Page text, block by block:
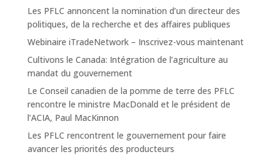
Les PFLC annoncent la nomination d’un directeur des
politiques, de la recherche et des affaires publiques
Webinaire iTradeNetwork – Inscrivez-vous maintenant
Cultivons le Canada: Intégration de l’agriculture au
mandat du gouvernement
Le Conseil canadien de la pomme de terre des PFLC
rencontre le ministre MacDonald et le président de
l’ACIA, Paul MacKinnon
Les PFLC rencontrent le gouvernement pour faire
avancer les priorités des producteurs